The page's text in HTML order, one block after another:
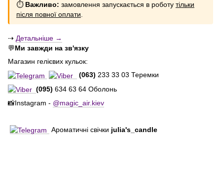
⏱ Важливо: замовлення запускається в роботу тільки
після повної оплати.
⇢ Детальніше →
💬Ми завжди на зв'язку
Магазин гелієвих кульок:
(063) 233 33 03 Теремки
(095) 634 63 64 Оболонь
📸Instagram - @magic_air.kiev
Ароматичні свічки julia's_candle